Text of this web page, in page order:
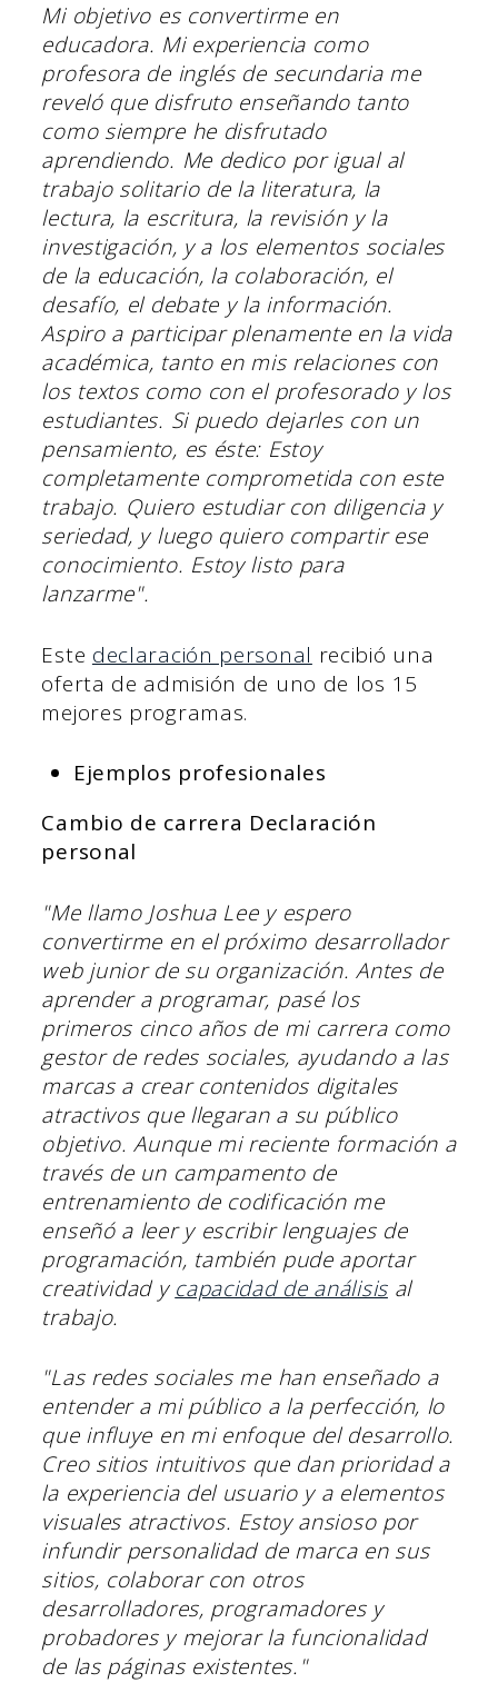
Mi objetivo es convertirme en
educadora. Mi experiencia como
profesora de inglés de secundaria me
reveló que disfruto enseñando tanto
como siempre he disfrutado
aprendiendo. Me dedico por igual al
trabajo solitario de la literatura, la
lectura, la escritura, la revisión y la
investigación, y a los elementos sociales
de la educación, la colaboración, el
desafío, el debate y la información.
Aspiro a participar plenamente en la vida
académica, tanto en mis relaciones con
los textos como con el profesorado y los
estudiantes. Si puedo dejarles con un
pensamiento, es éste: Estoy
completamente comprometida con este
trabajo. Quiero estudiar con diligencia y
seriedad, y luego quiero compartir ese
conocimiento. Estoy listo para
lanzarme".
Este declaración personal recibió una
oferta de admisión de uno de los 15
mejores programas.
Ejemplos profesionales
Cambio de carrera Declaración
personal
"Me llamo Joshua Lee y espero
convertirme en el próximo desarrollador
web junior de su organización. Antes de
aprender a programar, pasé los
primeros cinco años de mi carrera como
gestor de redes sociales, ayudando a las
marcas a crear contenidos digitales
atractivos que llegaran a su público
objetivo. Aunque mi reciente formación a
través de un campamento de
entrenamiento de codificación me
enseñó a leer y escribir lenguajes de
programación, también pude aportar
creatividad y capacidad de análisisal
trabajo.
"Las redes sociales me han enseñado a
entender a mi público a la perfección, lo
que influye en mi enfoque del desarrollo.
Creo sitios intuitivos que dan prioridad a
la experiencia del usuario y a elementos
visuales atractivos. Estoy ansioso por
infundir personalidad de marca en sus
sitios, colaborar con otros
desarrolladores, programadores y
probadores y mejorar la funcionalidad
de las páginas existentes."